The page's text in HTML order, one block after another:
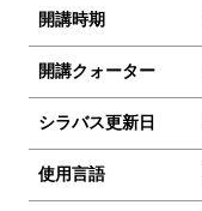
開講時期
開講クォーター
シラバス更新日
使用言語